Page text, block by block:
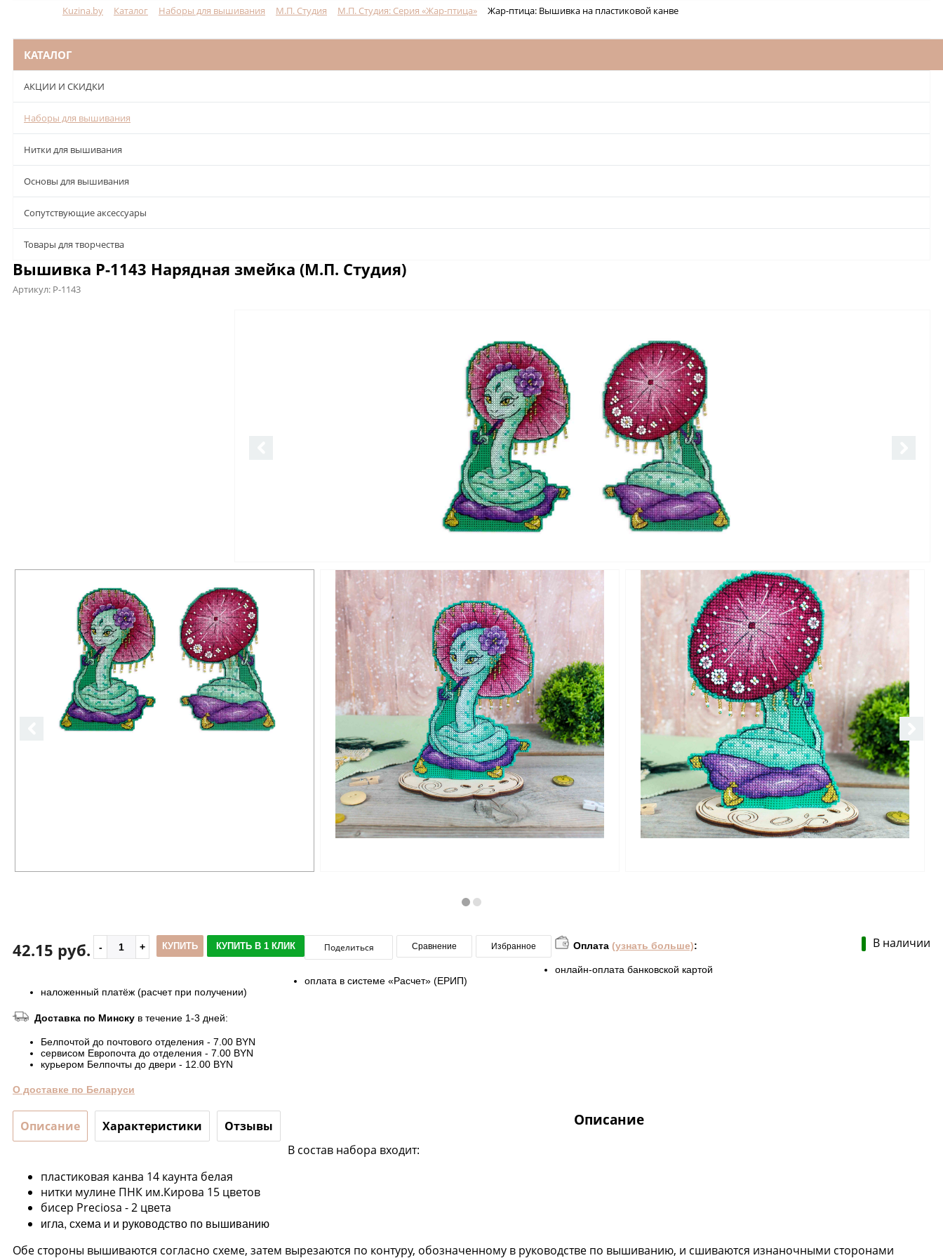
Kuzina.by Каталог Наборы для вышивания М.П. Студия М.П. Студия: Серия «Жар-птица» Жар-птица: Вышивка на пластиковой канве
КАТАЛОГ
АКЦИИ И СКИДКИ
Наборы для вышивания
Нитки для вышивания
Основы для вышивания
Сопутствующие аксессуары
Товары для творчества
Вышивка Р-1143 Нарядная змейка (М.П. Студия)
Артикул: Р-1143
В наличии
42.15 руб. КУПИТЬ КУПИТЬ В 1 КЛИК Поделиться Сравнение Избранное Оплата (узнать больше):
онлайн-оплата банковской картой
оплата в системе «Расчет» (ЕРИП)
наложенный платёж (расчет при получении)
Доставка по Минску в течение 1-3 дней:
Белпочтой до почтового отделения - 7.00 BYN
сервисом Европочта до отделения - 7.00 BYN
курьером Белпочты до двери - 12.00 BYN
О доставке по Беларуси
Описание Характеристики Отзывы Описание
В состав набора входит:
пластиковая канва 14 каунта белая
нитки мулине ПНК им.Кирова 15 цветов
бисер Preciosa - 2 цвета
игла, схема и и руководство по вышиванию
Обе стороны вышиваются согласно схеме, затем вырезаются по контуру, обозначенному в руководстве по вышиванию, и сшиваются изнаночными сторонами